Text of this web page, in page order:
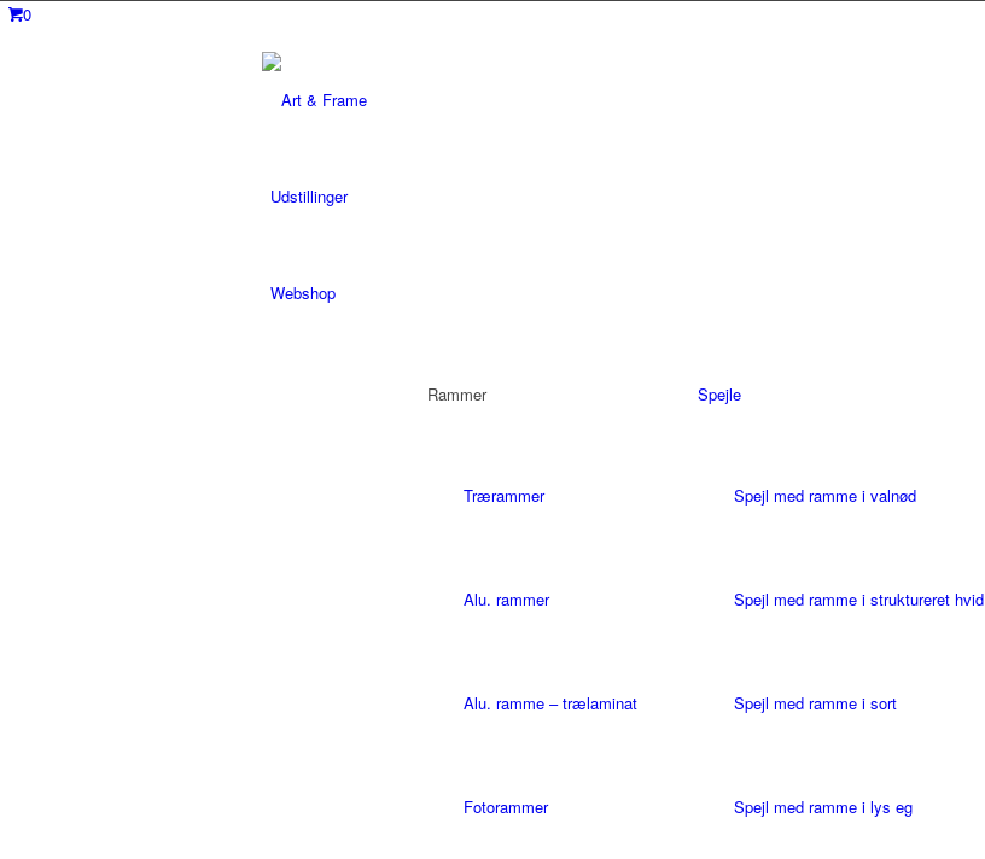
0
Udstillinger
Webshop
Rammer
Trærammer
Alu. rammer
Alu. ramme – trælaminat
Fotorammer
Spejle
Spejl med ramme i valnød
Spejl med ramme i struktureret hvid
Spejl med ramme i sort
Spejl med ramme i lys eg